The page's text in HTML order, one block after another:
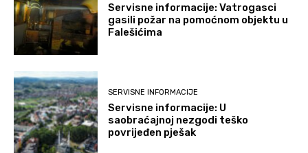
Servisne informacije: Vatrogasci
gasili požar na pomoćnom objektu u
Falešićima
SERVISNE INFORMACIJE
Servisne informacije: U
saobraćajnoj nezgodi teško
povrijeđen pješak